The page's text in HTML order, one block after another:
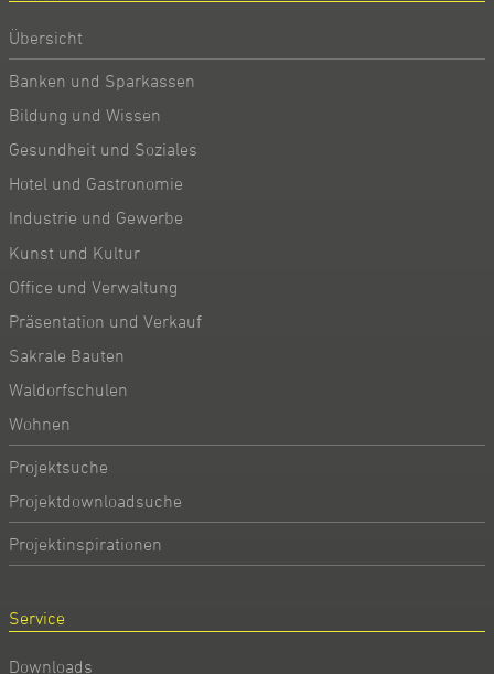
Übersicht
Banken und Sparkassen
Bildung und Wissen
Gesundheit und Soziales
Hotel und Gastronomie
Industrie und Gewerbe
Kunst und Kultur
Office und Verwaltung
Präsentation und Verkauf
Sakrale Bauten
Waldorfschulen
Wohnen
Projektsuche
Projektdownloadsuche
Projektinspirationen
Service
Downloads